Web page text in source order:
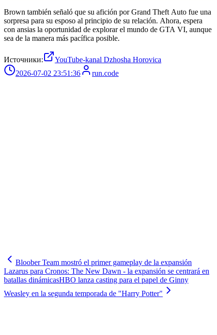
Brown también señaló que su afición por Grand Theft Auto fue una
sorpresa para su esposo al principio de su relación. Ahora, espera
con ansias la oportunidad de explorar el mundo de GTA VI, aunque
sea de la manera más pacífica posible.
Источники:
YouTube-kanal Dzhosha Horovica
2026-07-02 23:51:36
run.code
Bloober Team mostró el primer gameplay de la expansión
Lazarus para Cronos: The New Dawn - la expansión se centrará en
batallas dinámicasHBO lanza casting para el papel de Ginny
Weasley en la segunda temporada de "Harry Potter"